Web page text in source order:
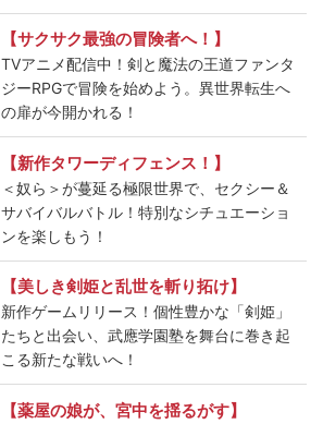
【サクサク最強の冒険者へ！】
TVアニメ配信中！剣と魔法の王道ファンタ
ジーRPGで冒険を始めよう。異世界転生へ
の扉が今開かれる！
【新作タワーディフェンス！】
＜奴ら＞が蔓延る極限世界で、セクシー＆
サバイバルバトル！特別なシチュエーショ
ンを楽しもう！
【美しき剣姫と乱世を斬り拓け】
新作ゲームリリース！個性豊かな「剣姫」
たちと出会い、武應学園塾を舞台に巻き起
こる新たな戦いへ！
【薬屋の娘が、宮中を揺るがす】